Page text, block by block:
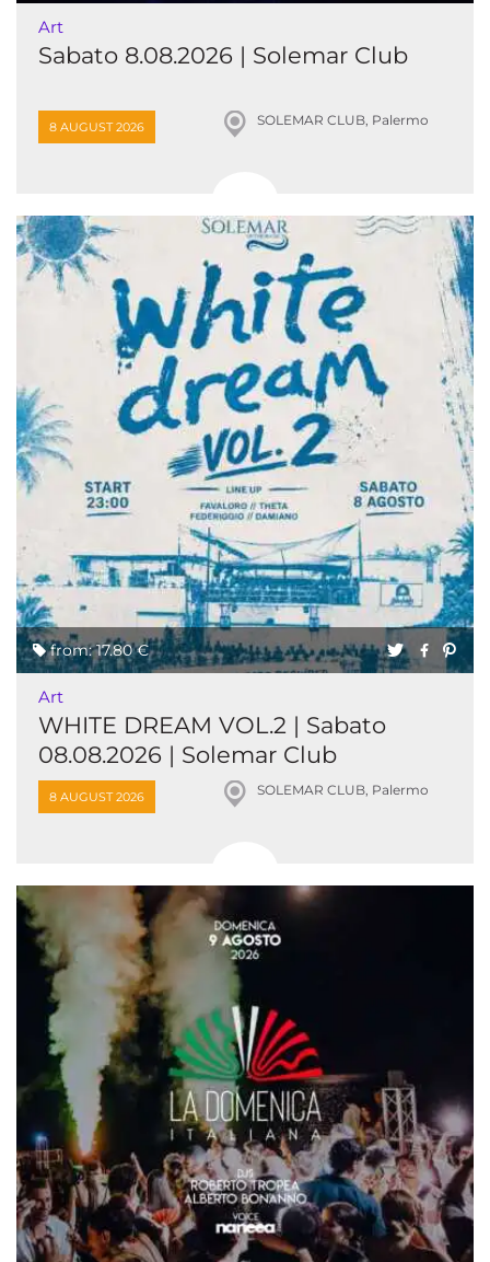
Art
Sabato 8.08.2026 | Solemar Club
8 AUGUST 2026 SOLEMAR CLUB, Palermo
from: 17.80 €
Art
WHITE DREAM VOL.2 | Sabato
08.08.2026 | Solemar Club
8 AUGUST 2026 SOLEMAR CLUB, Palermo